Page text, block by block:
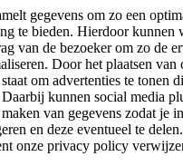
gegevens om zo een
te bieden. Hierdoor kunnen
van de bezoeker om zo de
Door het plaatsen van
om advertenties te tonen
kunnen social media
van gegevens zodat je
en deze eventueel te
onze privacy policy